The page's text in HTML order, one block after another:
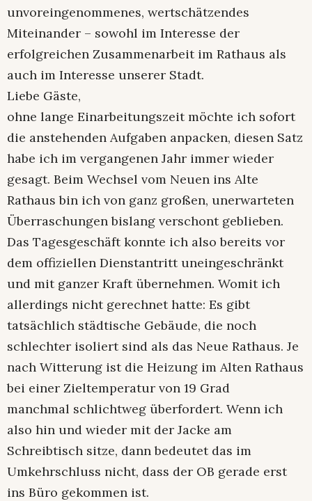
unvoreingenommenes, wertschätzendes
Miteinander – sowohl im Interesse der
erfolgreichen Zusammenarbeit im Rathaus als
auch im Interesse unserer Stadt.
Liebe Gäste,
ohne lange Einarbeitungszeit möchte ich sofort
die anstehenden Aufgaben anpacken, diesen Satz
habe ich im vergangenen Jahr immer wieder
gesagt. Beim Wechsel vom Neuen ins Alte
Rathaus bin ich von ganz großen, unerwarteten
Überraschungen bislang verschont geblieben.
Das Tagesgeschäft konnte ich also bereits vor
dem offiziellen Dienstantritt uneingeschränkt
und mit ganzer Kraft übernehmen. Womit ich
allerdings nicht gerechnet hatte: Es gibt
tatsächlich städtische Gebäude, die noch
schlechter isoliert sind als das Neue Rathaus. Je
nach Witterung ist die Heizung im Alten Rathaus
bei einer Zieltemperatur von 19 Grad
manchmal schlichtweg überfordert. Wenn ich
also hin und wieder mit der Jacke am
Schreibtisch sitze, dann bedeutet das im
Umkehrschluss nicht, dass der OB gerade erst
ins Büro gekommen ist.